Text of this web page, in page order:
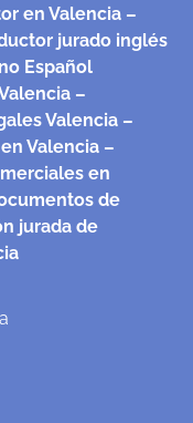
en Valencia –
jurado inglés
Español
–
Valencia –
Valencia –
en
de
jurada de